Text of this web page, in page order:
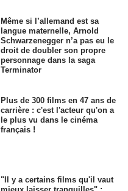
Même si l’allemand est sa
langue maternelle, Arnold
Schwarzenegger n’a pas eu le
droit de doubler son propre
personnage dans la saga
Terminator
Plus de 300 films en 47 ans de
carrière : c'est l'acteur qu'on a
le plus vu dans le cinéma
français !
"Il y a certains films qu'il vaut